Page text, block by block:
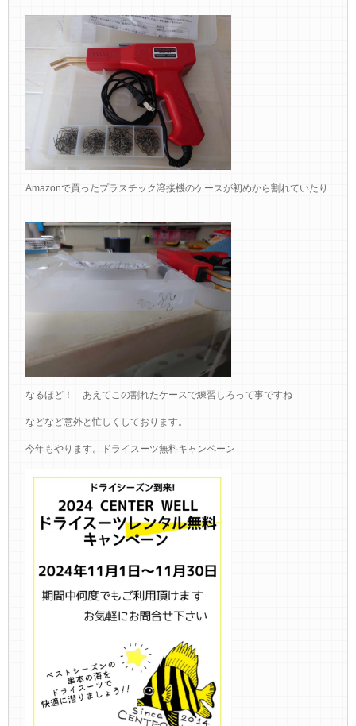
Amazonで買ったプラスチック溶接機のケースが初めから割れていたり
なるほど！ あえてこの割れたケースで練習しろって事ですね
などなど意外と忙しくしております。
今年もやります。ドライスーツ無料キャンペーン